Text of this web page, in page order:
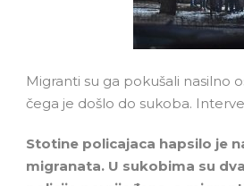
Migranti su ga pokušali nasilno
čega je došlo do sukoba.
Stotine policajaca hapsilo je
migranata. U sukobima su